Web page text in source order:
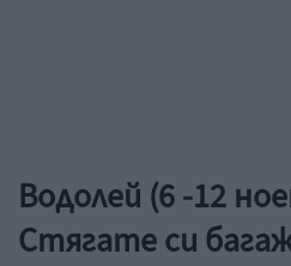
Водолей (6 -12
Стягате си